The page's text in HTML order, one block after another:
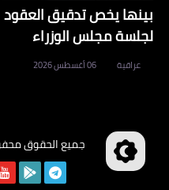
بينها يخص تدقيق العقود
لجلسة مجلس الوزراء
عراقية 06 أغسطس 2026
جميع الحقوق